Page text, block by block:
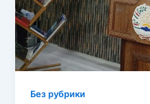
Без рубрики